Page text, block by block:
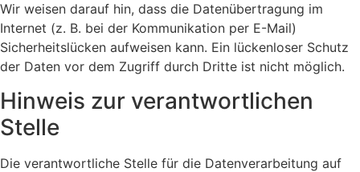
Wir weisen darauf hin, dass die Datenübertragung im
Internet (z. B. bei der Kommunikation per E-Mail)
Sicherheitslücken aufweisen kann. Ein lückenloser Schutz
der Daten vor dem Zugriff durch Dritte ist nicht möglich.
Hinweis zur verantwortlichen
Stelle
Die verantwortliche Stelle für die Datenverarbeitung auf